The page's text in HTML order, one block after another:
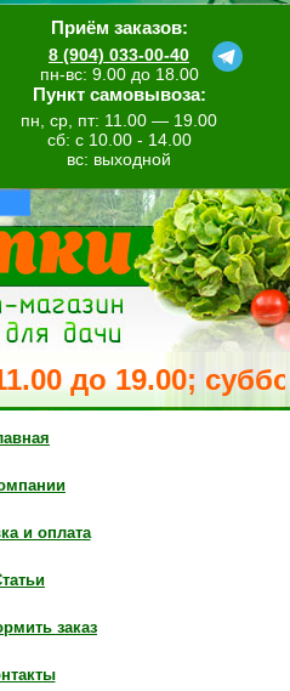
Приём заказов:
8 (904) 033-00-40
пн-вс: 9.00 до 18.00
Пункт самовывоза:
пн, ср, пт: 11.00 — 19.00
сб: с 10.00 - 14.00
вс: выходной
19.00; суббота
и оплата
заказ